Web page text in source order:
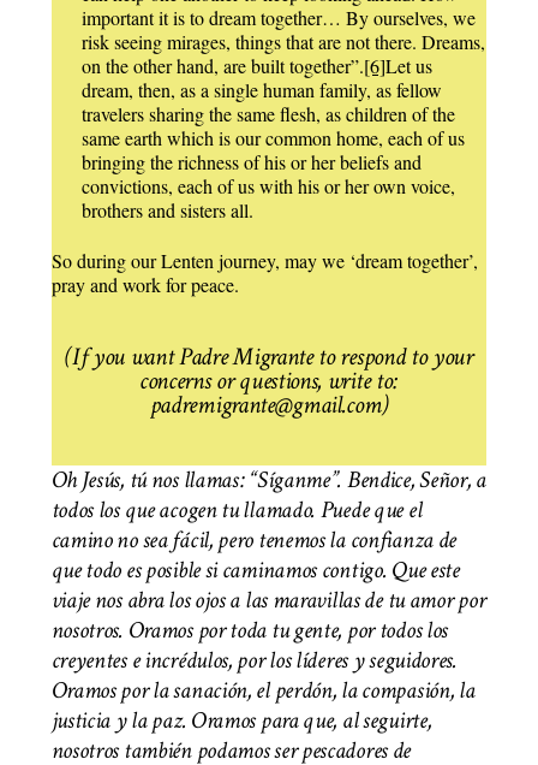
important it is to dream together… By ourselves, we
risk seeing mirages, things that are not there. Dreams,
on the other hand, are built together”.[6]Let us
dream, then, as a single human family, as fellow
travelers sharing the same flesh, as children of the
same earth which is our common home, each of us
bringing the richness of his or her beliefs and
convictions, each of us with his or her own voice,
brothers and sisters all.
So during our Lenten journey, may we ‘dream together’,
pray and work for peace.
(If you want Padre Migrante to respond to your
concerns or questions, write to:
padremigrante@gmail.com)
Oh Jesús, tú nos llamas: “Síganme”. Bendice, Señor, a
todos los que acogen tu llamado. Puede que el
camino no sea fácil, pero tenemos la confianza de
que todo es posible si caminamos contigo. Que este
viaje nos abra los ojos a las maravillas de tu amor por
nosotros. Oramos por toda tu gente, por todos los
creyentes e incrédulos, por los líderes y seguidores.
Oramos por la sanación, el perdón, la compasión, la
justicia y la paz. Oramos para que, al seguirte,
nosotros también podamos ser pescadores de